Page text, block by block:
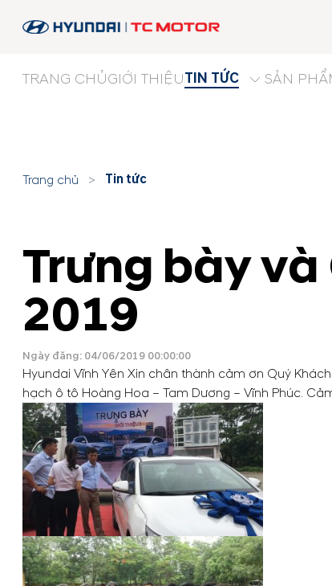
TRANG CHỦGIỚI THIỆUTIN TỨC SẢN
Trang chủ > Tin tức
Trưng bày
2019
Ngày đăng: 04/06/2019 00:00:00
Hyundai Vĩnh Yên Xin chân thành cảm ơn Quý
hạch ô tô Hoàng Hoa – Tam Dương – Vĩnh Phúc.